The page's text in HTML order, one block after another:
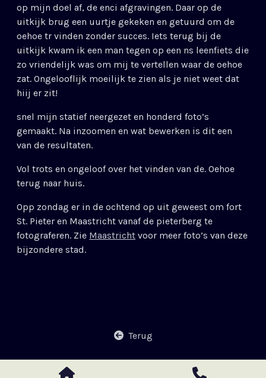
op mijn doel af, de enci afgravingen. Daar op de
uitkijk brug een uurtje gekeken en getuurd om de
oehoe tr vinden zonder succes. Iets terug bij de
uitkijk kwam ik een man tegen op een ns leenfiets die
zo vriendelijk was om mij te vertellen waar de oehoe
zat. Ongelooflijk moeilijk te zien als je niet weet dat
hiij er zit!
snel mijn statief neergezet en honderd foto’s
gemaakt. Na inzoomen en wat bewerken is dit een
van de resultaten.
Vol trots en ongeloof over het vinden van de. Oehoe
terug naar huis.
Opp zondag er in de ochtend op uit geweest om fort
St. Pieter en Maastricht vanaf de pieterberg te
fotograferen. Zie Maastricht voor meer foto’s van deze
bijzondere stad.
Terug